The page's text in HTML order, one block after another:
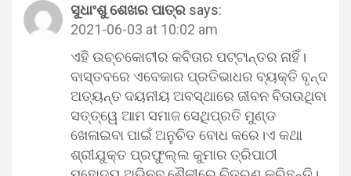
ସୁଧାଂଶୁ ଶେଖର ପାତ୍ର says:
2021-06-03 at 10:02 am
ଏହି ଉଚ୍ଚକୋଟୀର କବିତାର ପଟ୍ଟାନ୍ତର ନାହିଁ।
ବାସ୍ତବରେ ଏବେକାର ପ୍ରତିଭାଧର ବ୍ୟକ୍ତି ବୃନ୍ଦ
ଅତ୍ୟନ୍ତ ଦୟନୀୟ ଅବସ୍ଥାରେ ଜୀବନ ବିତାଉଥିବା
ସତ୍ତ୍ୱେ ଆମ ସମାଜ ସେଥିପ୍ରତି ମୁଣ୍ଡ
ଖେଳାଇବା ପାଇଁ ଅନୁଚିତ ବୋଧ କରେ।ଏ କଥା
ଶ୍ରୀଯୁକ୍ତ ପ୍ରଫୁଲ୍ଲ କୁମାର ତ୍ରିପାଠୀ